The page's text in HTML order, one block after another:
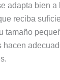
adapta bien a
reciba
tamaño
hacen